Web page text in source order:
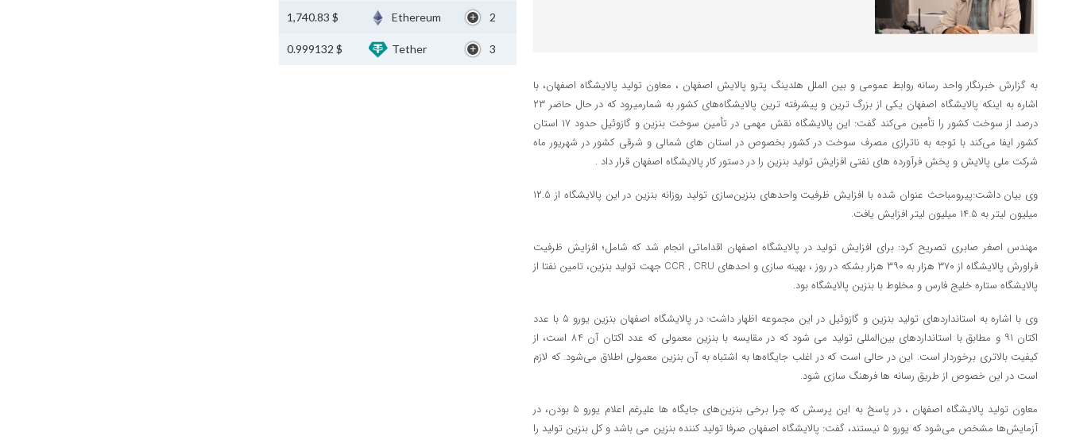
به گزارش خبرنگار واحد رسانه روابط عمومی و بین الملل هلدینگ پترو پالایش اصفهان ، معاون تولید پالایشگاه اصفهان، با
اشاره به اینکه پالایشگاه اصفهان یکی از بزرگ ‌ترین و پیشرفته‌ ترین پالایشگاه‌های کشور به شمارمیرود که در حال حاضر ۲۳
درصد از سوخت کشور را تأمین می‌کند گفت: این پالایشگاه نقش مهمی در تأمین سوخت بنزین و گازوئیل حدود ۱۷ استان‌
کشور ایفا می‌کند با توجه به ناترازی مصرف سوخت در کشور بخصوص در استان های شمالی و شرقی کشور در شهریور ماه
شرکت ملی پالایش و پخش فرآورده های نفتی افزایش تولید بنزین را در دستور کار پالایشگاه اصفهان قرار داد .
وی بیان داشت:پیرومباحث عنوان شده با افزایش ظرفیت واحدهای بنزین‌سازی تولید روزانه بنزین در این پالایشگاه از ۱۲.۵
میلیون لیتر به ۱۴.۵ میلیون لیتر افزایش یافت.
مهندس اصغر صابری تصریح کرد: برای افزایش تولید در پالایشگاه اصفهان اقداماتی انجام شد که شامل؛ افزایش ظرفیت
فراورش پالایشگاه از ۳۷۰ هزار به ۳۹۰ هزار بشکه در روز ، بهینه‌ سازی و احدهای CCR , CRU جهت تولید بنزین، تامین نفتا از
پالایشگاه ستاره خلیج فارس و مخلوط با بنزین پالایشگاه بود.
وی با اشاره به استانداردهای تولید بنزین و گازوئیل در این مجموعه اظهار داشت: در پالایشگاه اصفهان بنزین یورو ۵ با عدد
اکتان ۹۱ و مطابق با استانداردهای بین‌المللی تولید می‌ شود که در مقایسه با بنزین معمولی که عدد اکتان آن ۸۴ است، از
کیفیت بالاتری برخوردار است. این در حالی است که در اغلب جایگاه‌ها به اشتباه به آن بنزین معمولی اطلاق می‌شود. که لازم
است در این خصوص از طریق رسانه ها فرهنگ سازی شود.
معاون تولید پالایشگاه اصفهان ، در پاسخ به این پرسش که چرا برخی بنزین‌های جایگاه ها علیرغم اعلام یورو ۵ بودن، در
آزمایش‌ها مشخص می‌شود که یورو ۵ نیستند، گفت: پالایشگاه اصفهان صرفا تولید کننده بنزین می باشد و کل بنزین تولید را
2
Ethereum
$ 1,740.83
3
Tether
$ 0.999132